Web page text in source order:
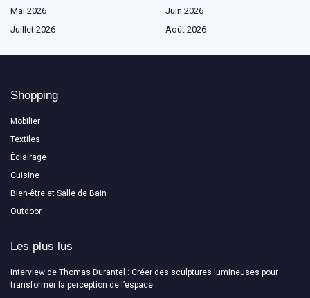
Mai 2026
Juin 2026
Juillet 2026
Août 2026
Shopping
Mobilier
Textiles
Éclairage
Cuisine
Bien-être et Salle de Bain
Outdoor
Les plus lus
Interview de Thomas Durantel : Créer des sculptures lumineuses pour
transformer la perception de l’espace